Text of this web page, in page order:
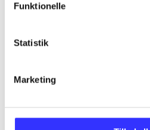
Funktionelle
Statistik
Marketing